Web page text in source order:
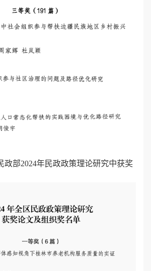
政部2024年民政政策理论研究中获奖